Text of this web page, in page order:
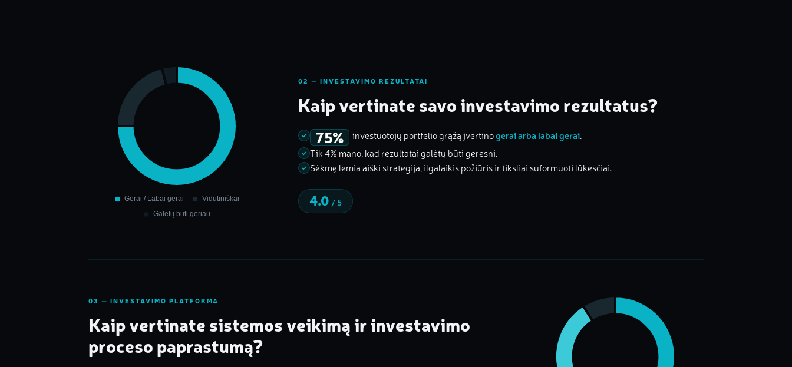
02 — INVESTAVIMO REZULTATAI
Kaip vertinate savo investavimo rezultatus?
75% investuotojų portfelio grąžą įvertinogerai arba labai gerai.
Tik 4% mano, kad rezultatai galėtų būti geresni.
Sėkmę lemia aiški strategija, ilgalaikis požiūris ir tiksliai suformuoti lūkesčiai.
4.0 / 5
03 — INVESTAVIMO PLATFORMA
Kaip vertinate sistemos veikimą ir investavimo
proceso paprastumą?